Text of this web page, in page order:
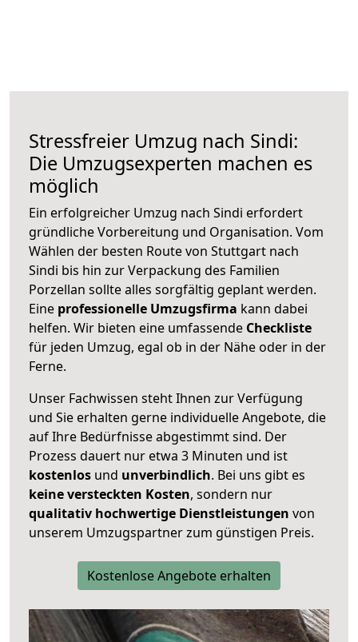
Stressfreier Umzug nach Sindi:
Die Umzugsexperten machen es
möglich
Ein erfolgreicher Umzug nach Sindi erfordert
gründliche Vorbereitung und Organisation. Vom
Wählen der besten Route von Stuttgart nach
Sindi bis hin zur Verpackung des Familien
Porzellan sollte alles sorgfältig geplant werden.
Eine professionelle Umzugsfirma kann dabei
helfen. Wir bieten eine umfassende Checkliste
für jeden Umzug, egal ob in der Nähe oder in der
Ferne.
Unser Fachwissen steht Ihnen zur Verfügung
und Sie erhalten gerne individuelle Angebote, die
auf Ihre Bedürfnisse abgestimmt sind. Der
Prozess dauert nur etwa 3 Minuten und ist
kostenlos und unverbindlich. Bei uns gibt es
keine versteckten Kosten, sondern nur
qualitativ hochwertige Dienstleistungen von
unserem Umzugspartner zum günstigen Preis.
Kostenlose Angebote erhalten